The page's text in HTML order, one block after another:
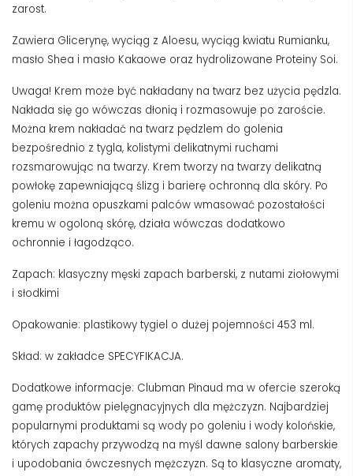
zarost.
Zawiera Glicerynę, wyciąg z Aloesu, wyciąg kwiatu Rumianku,
masło Shea i masło Kakaowe oraz hydrolizowane Proteiny Soi.
Uwaga! Krem może być nakładany na twarz bez użycia pędzla.
Nakłada się go wówczas dłonią i rozmasowuje po zaroście.
Można krem nakładać na twarz pędzlem do golenia
bezpośrednio z tygla, kolistymi delikatnymi ruchami
rozsmarowując na twarzy. Krem tworzy na twarzy delikatną
powłokę zapewniającą ślizg i barierę ochronną dla skóry. Po
goleniu można opuszkami palców wmasować pozostałości
kremu w ogoloną skórę, działa wówczas dodatkowo
ochronnie i łagodząco.
Zapach: klasyczny męski zapach barberski, z nutami ziołowymi
i słodkimi
Opakowanie: plastikowy tygiel o dużej pojemności 453 ml.
Skład: w zakładce SPECYFIKACJA.
Dodatkowe informacje: Clubman Pinaud ma w ofercie szeroką
gamę produktów pielęgnacyjnych dla mężczyzn. Najbardziej
popularnymi produktami są wody po goleniu i wody kolońskie,
których zapachy przywodzą na myśl dawne salony barberskie
i upodobania ówczesnych mężczyzn. Są to klasyczne aromaty,